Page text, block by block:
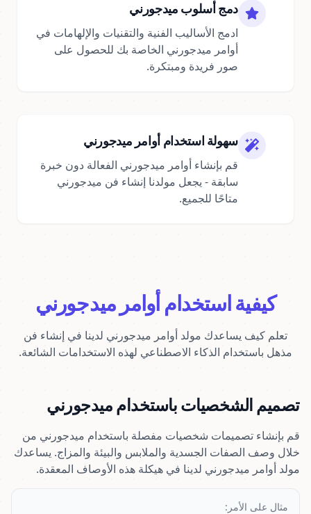
دمج أسلوب ميدجورني
ادمج الأساليب الفنية والتقنيات والإلهامات في
أوامر ميدجورني الخاصة بك للحصول على
صور فريدة ومبتكرة.
سهولة استخدام أوامر ميدجورني
قم بإنشاء أوامر ميدجورني الفعالة دون خبرة
سابقة - يجعل مولدنا إنشاء فن ميدجورني
متاحًا للجميع.
كيفية استخدام أوامر ميدجورني
تعلم كيف يساعدك مولد أوامر ميدجورني لدينا في إنشاء فن
مذهل باستخدام الذكاء الاصطناعي لهذه الاستخدامات الشائعة.
تصميم الشخصيات باستخدام ميدجورني
قم بإنشاء تصميمات شخصيات مفصلة باستخدام ميدجورني من
خلال وصف الصفات الجسدية والملابس والبيئة والمزاج. يساعدك
مولد أوامر ميدجورني لدينا في هيكلة هذه الأوصاف المعقدة.
مثال على الأمر: